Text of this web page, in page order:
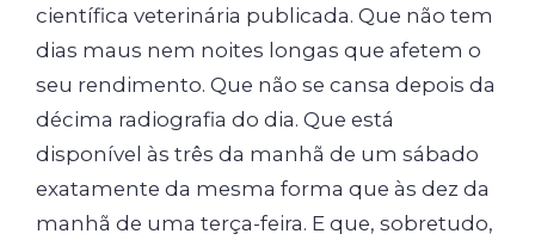
científica veterinária publicada. Que não tem
dias maus nem noites longas que afetem o
seu rendimento. Que não se cansa depois da
décima radiografia do dia. Que está
disponível às três da manhã de um sábado
exatamente da mesma forma que às dez da
manhã de uma terça-feira. E que, sobretudo,